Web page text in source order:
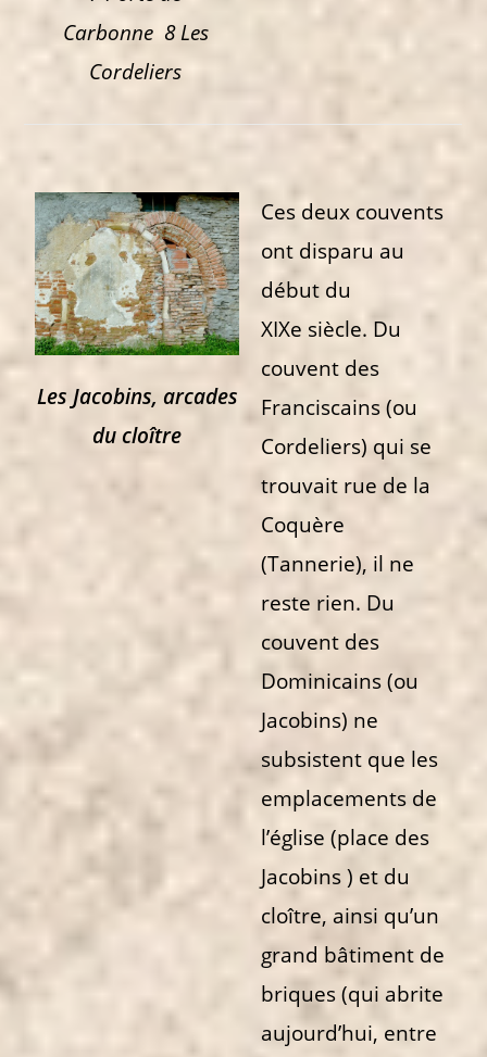
Carbonne 8 Les
Cordeliers
Les Jacobins, arcades
du cloître
Ces deux couvents
ont disparu au
début du
XIXe siècle. Du
couvent des
Franciscains (ou
Cordeliers) qui se
trouvait rue de la
Coquère
(Tannerie), il ne
reste rien. Du
couvent des
Dominicains (ou
Jacobins) ne
subsistent que les
emplacements de
l’église (place des
Jacobins ) et du
cloître, ainsi qu’un
grand bâtiment de
briques (qui abrite
aujourd’hui, entre